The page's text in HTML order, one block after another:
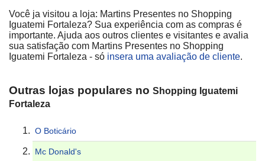
Você ja visitou a loja: Martins Presentes no Shopping
Iguatemi Fortaleza? Sua experiência com as compras é
importante. Ajuda aos outros clientes e visitantes e avalia
sua satisfação com Martins Presentes no Shopping
Iguatemi Fortaleza - só insera uma avaliação de cliente.
Outras lojas populares no Shopping Iguatemi
Fortaleza
O Boticário
Mc Donald's